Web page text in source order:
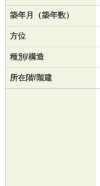
築年月（築年数）
方位
種別/構造
所在階/階建